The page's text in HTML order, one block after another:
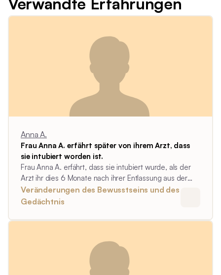
Anna A.
Frau Anna A. erfährt später von ihrem Arzt, dass
sie intubiert worden ist.
Frau Anna A. erfährt, dass sie intubiert wurde, als der
Arzt ihr dies 6 Monate nach ihrer Entlassung aus der
Intensivstation in einem erklärenden Gespräch mitteilt.
Veränderungen des Bewusstseins und des
Gedächtnis